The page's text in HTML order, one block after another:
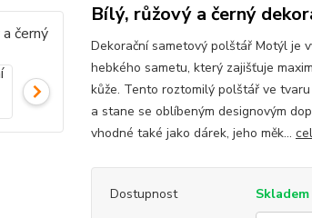
Bílý, růžový a černý
Dekorační sametový polštář Motýl je
hebkého sametu, který zajišťuje
kůže. Tento roztomilý polštář ve
a stane se oblíbeným designovým
vhodné také jako dárek, jeho měk...
Dostupnost
Skladem